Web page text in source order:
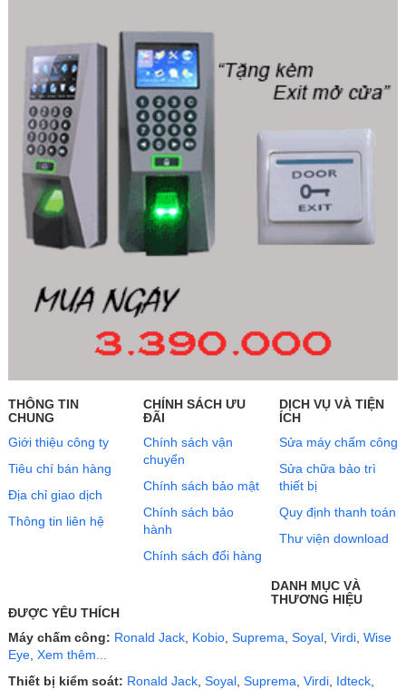
THÔNG TIN
CHUNG
Giới thiệu công ty
Tiêu chí bán hàng
Địa chỉ giao dịch
Thông tin liên hệ
CHÍNH SÁCH ƯU
ĐÃI
Chính sách vận
chuyển
Chính sách bảo mật
Chính sách bảo
hành
Chính sách đổi hàng
DỊCH VỤ VÀ TIỆN
ÍCH
Sửa máy chấm công
Sửa chữa bảo trì
thiết bị
Quy định thanh toán
Thư viện download
DANH MỤC VÀ
THƯƠNG HIỆU
ĐƯỢC YÊU THÍCH
Máy chấm công: Ronald Jack, Kobio, Suprema, Soyal, Virdi, Wise
Eye, Xem thêm...
Thiết bị kiểm soát: Ronald Jack, Soyal, Suprema, Virdi, Idteck,